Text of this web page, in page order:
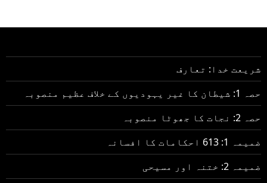
شریعت خدا: تعارف
حصہ 1: شیطان کا غیر یہودیوں کے خلاف عظیم منصوبہ
حصہ 2: نجات کا جھوٹا منصوبہ
ضمیمہ 1: 613 احکامات کا افسانہ
ضمیمہ 2: ختنہ اور مسیحی